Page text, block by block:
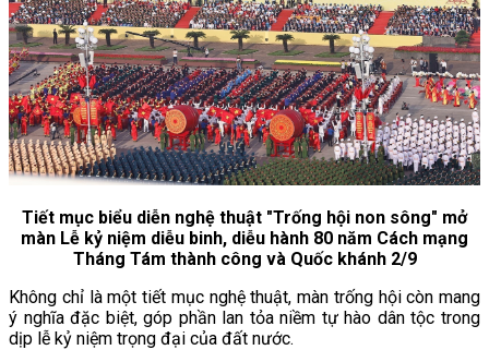
Tiết mục biểu diễn nghệ thuật "Trống hội non sông" mở
màn Lễ kỷ niệm diễu binh, diễu hành 80 năm Cách mạng
Tháng Tám thành công và Quốc khánh 2/9
Không chỉ là một tiết mục nghệ thuật, màn trống hội còn mang
ý nghĩa đặc biệt, góp phần lan tỏa niềm tự hào dân tộc trong
dịp lễ kỷ niệm trọng đại của đất nước.